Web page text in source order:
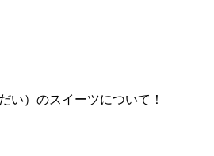
い）のスイーツについて！